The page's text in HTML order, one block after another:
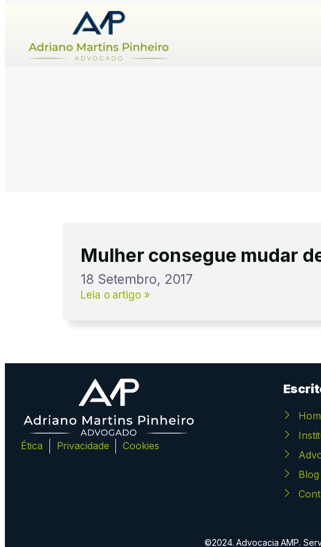
Mulher consegue mudar
18 Setembro, 2017
Leia o artigo »
Ética Privacidade Cookies
Blog
©2024. Advocacia AMP.